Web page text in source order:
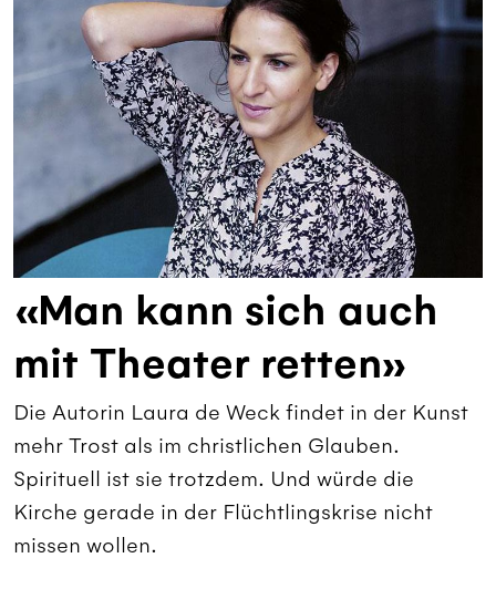
«Man kann sich auch
mit Theater retten»
Die Autorin Laura de Weck findet in der Kunst
mehr Trost als im christlichen Glauben.
Spirituell ist sie trotzdem. Und würde die
Kirche gerade in der Flüchtlingskrise nicht
missen wollen.